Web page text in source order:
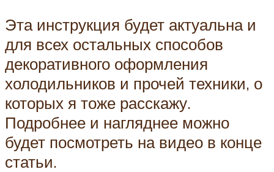
Эта инструкция будет актуальна и
для всех остальных способов
декоративного оформления
холодильников и прочей техники, о
которых я тоже расскажу.
Подробнее и нагляднее можно
будет посмотреть на видео в конце
статьи.